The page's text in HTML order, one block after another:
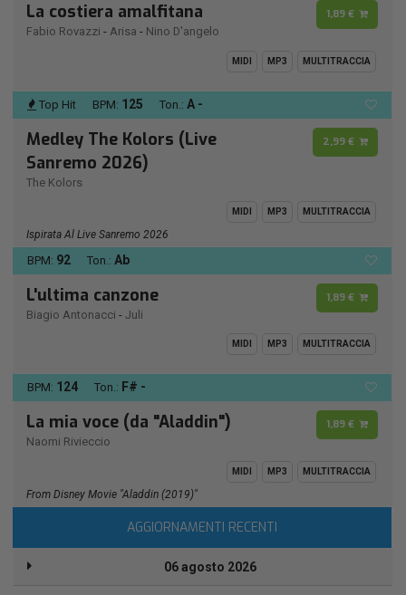
La costiera amalfitana
Fabio Rovazzi - Arisa - Nino D'angelo
1,89 €
MIDI MP3 MULTITRACCIA
Top Hit BPM: 125 Ton.: A -
Medley The Kolors (Live
Sanremo 2026)
The Kolors
2,99 €
MIDI MP3 MULTITRACCIA
Ispirata Al Live Sanremo 2026
BPM: 92 Ton.: Ab
L'ultima canzone
Biagio Antonacci - Juli
1,89 €
MIDI MP3 MULTITRACCIA
BPM: 124 Ton.: F# -
La mia voce (da "Aladdin")
Naomi Rivieccio
1,89 €
MIDI MP3 MULTITRACCIA
From Disney Movie "Aladdin (2019)"
AGGIORNAMENTI RECENTI
06 agosto 2026